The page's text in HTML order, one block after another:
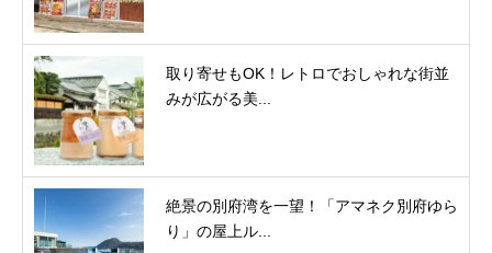
取り寄せもOK！レトロでおしゃれな街並
みが広がる美...
絶景の別府湾を一望！「アマネク別府ゆら
り」の屋上ル...